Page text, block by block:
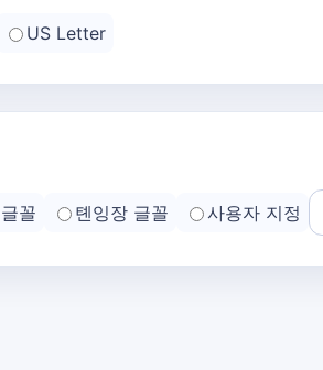
US Letter
꼴 톈잉장 글꼴 사용자 지정